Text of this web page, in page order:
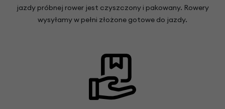
jazdy próbnej rower jest czyszczony i pakowany. Rowery
wysyłamy w pełni złożone gotowe do jazdy.